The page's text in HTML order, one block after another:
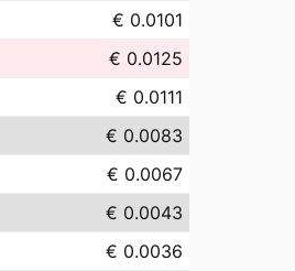
€ 0.0101
€ 0.0125
€ 0.0111
€ 0.0083
€ 0.0067
€ 0.0043
€ 0.0036